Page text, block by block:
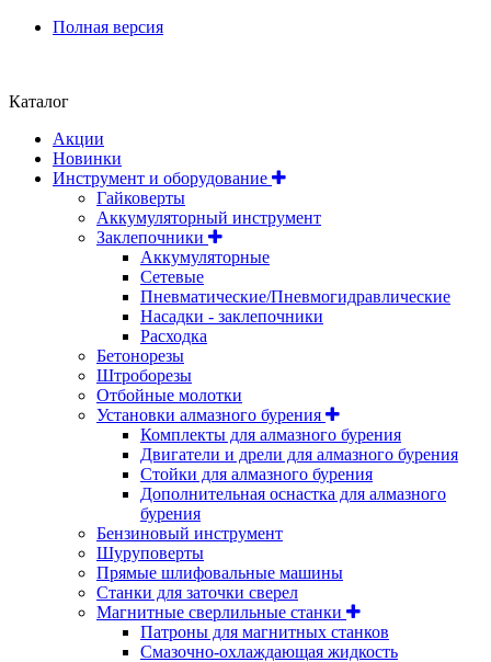
Полная версия
Каталог
Акции
Новинки
Инструмент и оборудование
Гайковерты
Аккумуляторный инструмент
Заклепочники
Аккумуляторные
Сетевые
Пневматические/Пневмогидравлические
Насадки - заклепочники
Расходка
Бетонорезы
Штроборезы
Отбойные молотки
Установки алмазного бурения
Комплекты для алмазного бурения
Двигатели и дрели для алмазного бурения
Стойки для алмазного бурения
Дополнительная оснастка для алмазного
бурения
Бензиновый инструмент
Шуруповерты
Прямые шлифовальные машины
Станки для заточки сверел
Магнитные сверлильные станки
Патроны для магнитных станков
Смазочно-охлаждающая жидкость